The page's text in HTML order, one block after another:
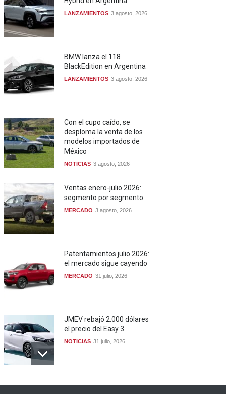
LANZAMIENTOS 3 agosto, 2026
BMW lanza el 118
BlackEdition en Argentina
LANZAMIENTOS 3 agosto, 2026
Con el cupo caído, se
desploma la venta de los
modelos importados de
México
NOTICIAS 3 agosto, 2026
Ventas enero-julio 2026:
segmento por segmento
MERCADO 3 agosto, 2026
Patentamientos julio 2026:
el mercado sigue cayendo
MERCADO 31 julio, 2026
JMEV rebajó 2.000 dólares
el precio del Easy 3
NOTICIAS 31 julio, 2026